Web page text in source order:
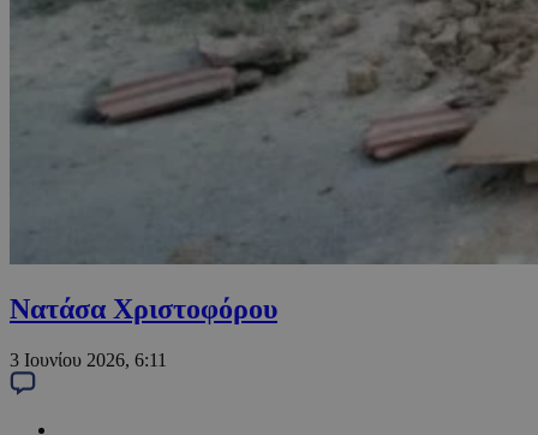
Νατάσα Χριστοφόρου
3 Ιουνίου 2026, 6:11